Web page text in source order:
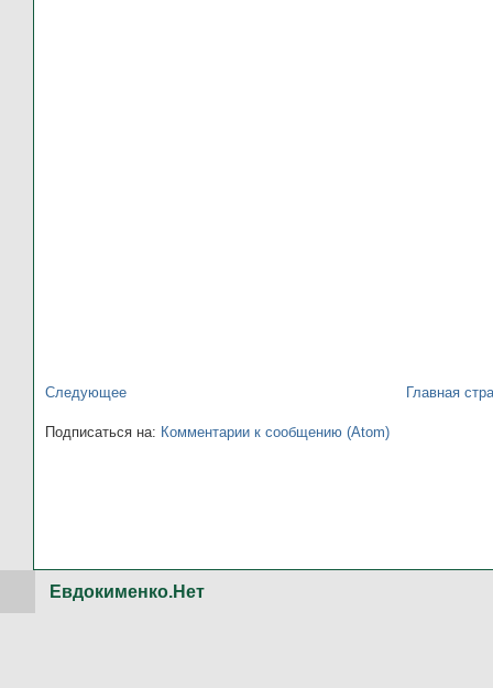
Следующее Главная
Подписаться на: Комментарии к сообщению (Atom)
Евдокименко.Нет